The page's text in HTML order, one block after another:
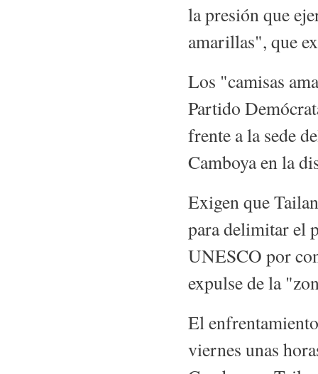
la presión que
amarillas", que
Los "camisas
Partido
frente a la sede
Camboya en la
Exigen que
para delimitar el
UNESCO por
expulse de la
El
viernes unas